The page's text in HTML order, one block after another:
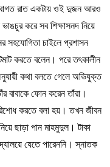
রাত একটায় ওই দুজন আরও
করে সব শিক্ষাসনদ নিয়ে
সহযোগিতা চাইলে প্রশাসন
করতে বলেন। পরে তৎকালীন
কথা বলতে গেলে অভিযুক্ত
বাবাকে ফোন করেন তাঁরা।
করতে বলা হয়। তখন জীবন
ছাড়া পান মাহমুদুল। টাকা
যেতে পারেননি। স্নাতক